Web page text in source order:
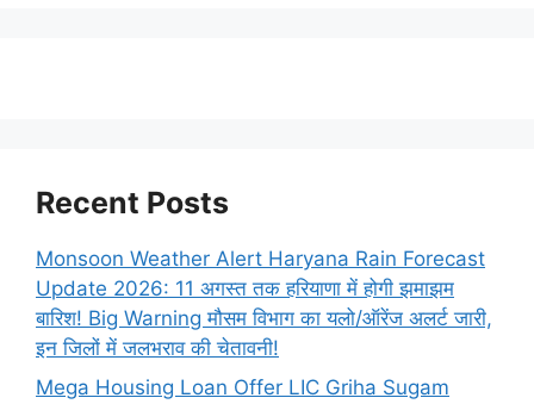
Recent Posts
Monsoon Weather Alert Haryana Rain Forecast
Update 2026: 11 अगस्त तक हरियाणा में होगी झमाझम
बारिश! Big Warning मौसम विभाग का यलो/ऑरेंज अलर्ट जारी,
इन जिलों में जलभराव की चेतावनी!
Mega Housing Loan Offer LIC Griha Sugam